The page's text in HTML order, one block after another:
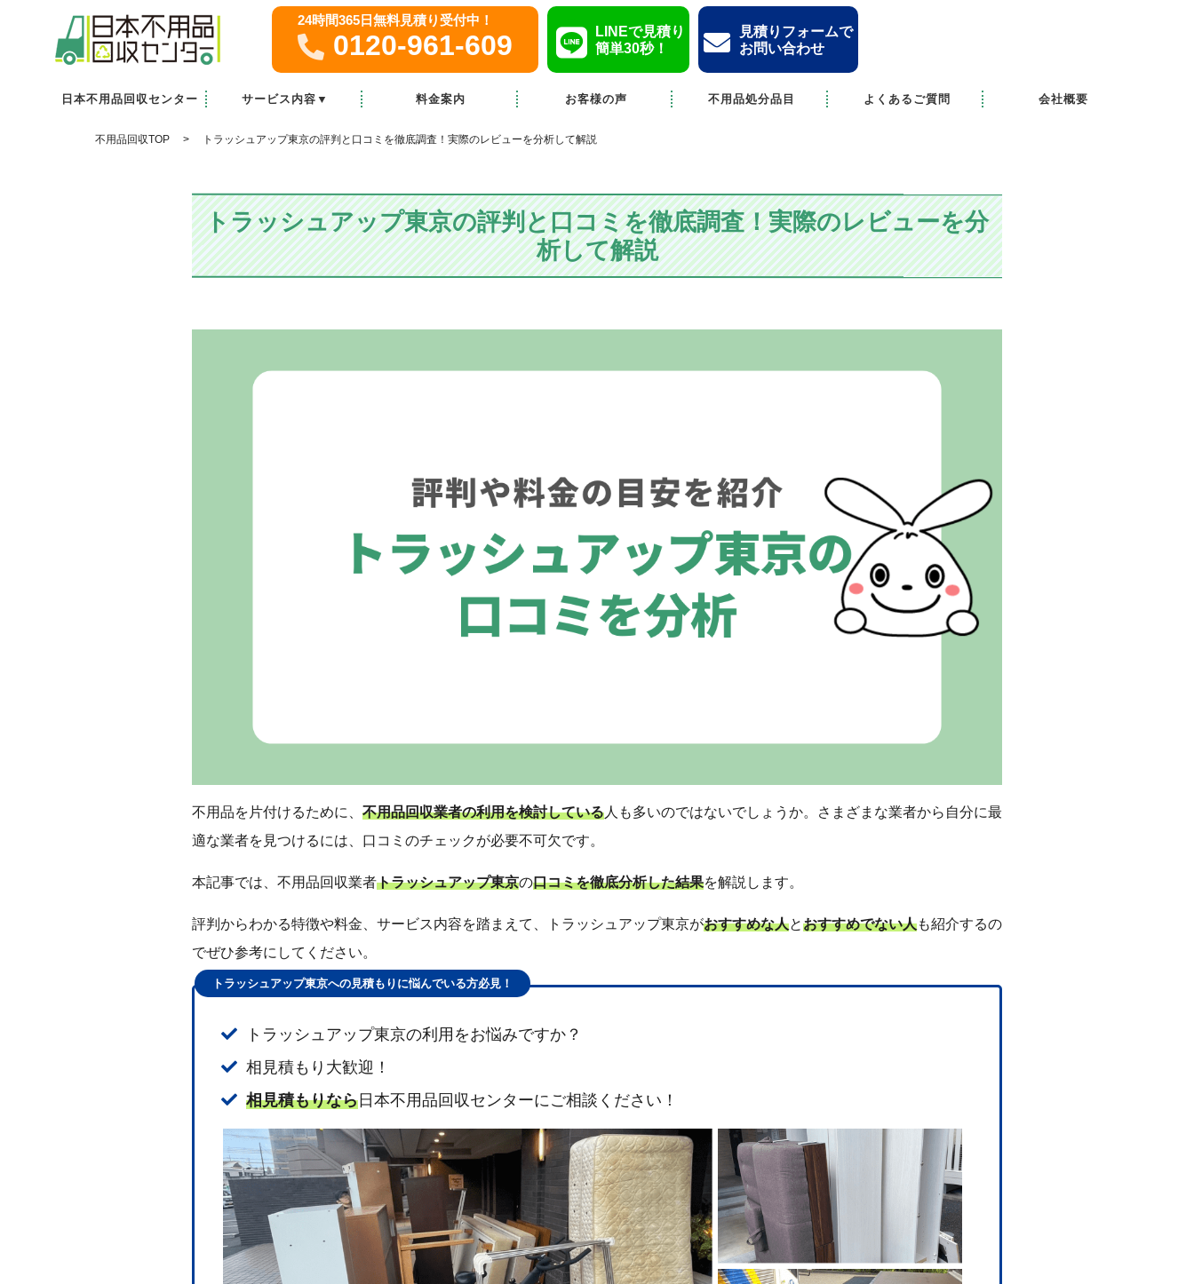
24時間365日無料見積り受付中！
0120-961-609
LINEで見積り
簡単30秒！
見積りフォームで
お問い合わせ
日本不用品回収センター
サービス内容▼
家庭・オフィスの粗大ゴミ回収
料金案内 お客様の声 不用品処分品目 よくあるご質問 会社概要
不用品回収TOP トラッシュアップ東京の評判と口コミを徹底調査！実際のレビューを分析して解説
トラッシュアップ東京の評判と口コミを徹底調査！実際のレビューを分
析して解説
不用品を片付けるために、 不用品回収業者の利用を検討している人も多いのではないでしょうか。さまざまな業者から自分に最
適な業者を見つけるには、口コミのチェックが必要不可欠です。
本記事では、不用品回収業者トラッシュアップ東京の口コミを徹底分析した結果を解説します。
評判からわかる特徴や料金、サービス内容を踏まえて、トラッシュアップ東京がおすすめな人とおすすめでない人も紹介するの
でぜひ参考にしてください。
トラッシュアップ東京への見積もりに悩んでいる方必見！
トラッシュアップ東京の利用をお悩みですか？
相見積もり大歓迎！
相見積もりなら日本不用品回収センターにご相談ください！